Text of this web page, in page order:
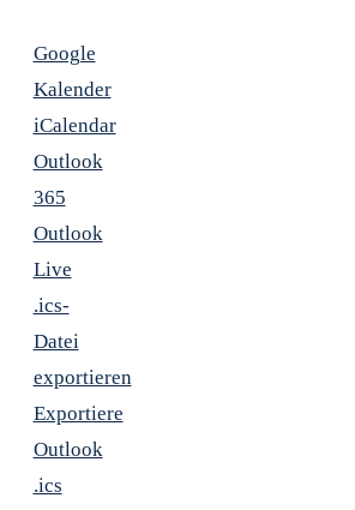
Google
Kalender
iCalendar
Outlook
365
Outlook
Live
.ics-
Datei
exportieren
Exportiere
Outlook
.ics